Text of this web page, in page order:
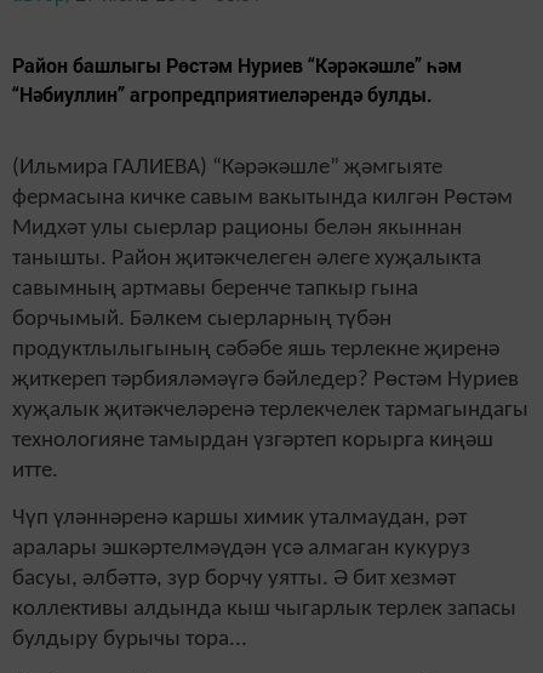
Район башлыгы Рөстәм Нуриев “Кәрәкәшле” һәм
“Нәбиуллин” агропредприятиеләрендә булды.
(Ильмира ГАЛИЕВА) “Кәрәкәшле” җәмгыяте
фермасына кичке савым вакытында килгән Рөстәм
Мидхәт улы сыерлар рационы белән якыннан
танышты. Район җитәкчелеген әлеге хуҗалыкта
савымның артмавы беренче тапкыр гына
борчымый. Бәлкем сыерларның түбән
продуктлылыгының сәбәбе яшь терлекне җиренә
җиткереп тәрбияләмәүгә бәйледер? Рөстәм Нуриев
хуҗалык җитәкчеләренә терлекчелек тармагындагы
технологияне тамырдан үзгәртеп корырга киңәш
итте.
Чүп үләннәренә каршы химик уталмаудан, рәт
аралары эшкәртелмәүдән үсә алмаган кукуруз
басуы, әлбәттә, зур борчу уятты. Ә бит хезмәт
коллективы алдында кыш чыгарлык терлек запасы
булдыру бурычы тора...